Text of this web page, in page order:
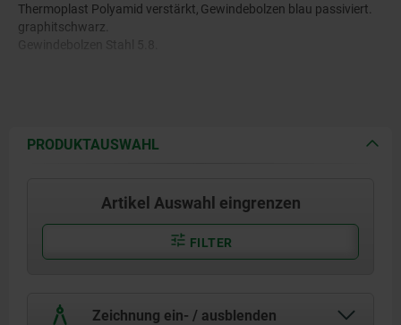
Thermoplast Polyamid verstärkt,
graphitschwarz.
Gewindebolzen blau passiviert.
PRODUKTAUSWAHL
Artikel Auswahl eingrenzen
FILTER
Zeichnung ein- / ausblenden